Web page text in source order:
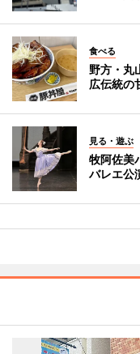
食べる
野方・丸
広伝統の
見る・遊ぶ
牧阿佐美
バレエ公